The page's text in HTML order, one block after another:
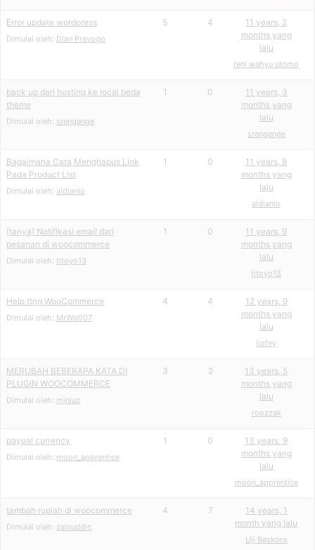
Error update wordpress
Dimulai oleh: Dian Prayogo
5 4
11 years, 2
months yang
lalu
reni wahyu utomo
back up dari hosting ke local beda
theme
Dimulai oleh: srengenge
1 0
11 years, 3
months yang
lalu
srengenge
Bagaimana Cara Menghapus Link
Pada Product List
Dimulai oleh: aldianlo
1 0
11 years, 8
months yang
lalu
aldianlo
[tanya] Notifikasi email dari
pesanan di woocommerce
Dimulai oleh: titoyo13
1 0
11 years, 9
months yang
lalu
titoyo13
Help ttng WooCommerce
Dimulai oleh: MrWp007
4 4
12 years, 9
months yang
lalu
liofey
MERUBAH BEBERAPA KATA DI
PLUGIN WOOCOMMERCE
Dimulai oleh: mjniuz
3 2
13 years, 5
months yang
lalu
roozzak
paypal currency
Dimulai oleh: moon_apprentice
1 0
13 years, 9
months yang
lalu
moon_apprentice
tambah rupiah di woocommerce
Dimulai oleh: zainuddin
4 7
14 years, 1
month yang lalu
Uji Baskoro